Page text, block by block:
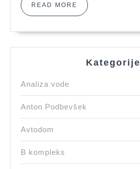
READ MORE READ
MORE
Kategorije
Analiza vode
Anton Podbevšek
Avtodom
B kompleks